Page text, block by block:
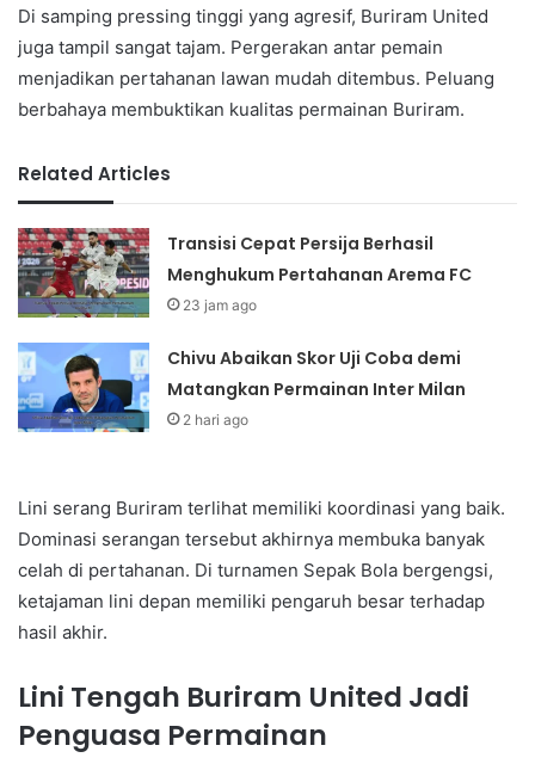
Di samping pressing tinggi yang agresif, Buriram United
juga tampil sangat tajam. Pergerakan antar pemain
menjadikan pertahanan lawan mudah ditembus. Peluang
berbahaya membuktikan kualitas permainan Buriram.
Related Articles
Transisi Cepat Persija Berhasil
Menghukum Pertahanan Arema FC
23 jam ago
Chivu Abaikan Skor Uji Coba demi
Matangkan Permainan Inter Milan
2 hari ago
Lini serang Buriram terlihat memiliki koordinasi yang baik.
Dominasi serangan tersebut akhirnya membuka banyak
celah di pertahanan. Di turnamen Sepak Bola bergengsi,
ketajaman lini depan memiliki pengaruh besar terhadap
hasil akhir.
Lini Tengah Buriram United Jadi
Penguasa Permainan